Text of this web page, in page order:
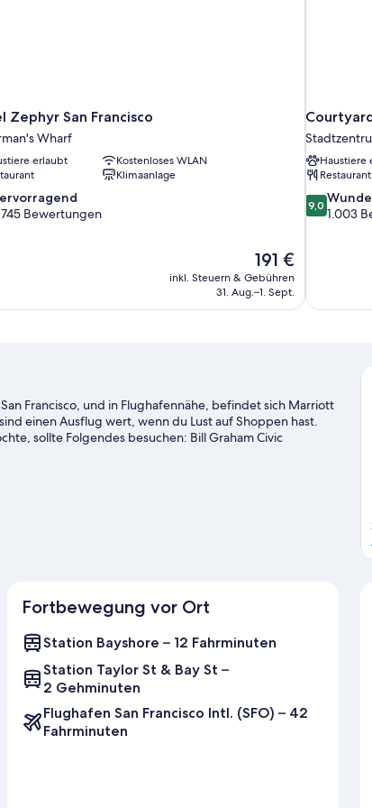
Zephyr San Francisco
Wharf
erlaubt
Kostenloses WLAN
Klimaanlage
Bewertungen
Der
Preis
beträgt
191 €
inkl. Steuern & Gebühren
31. Aug.–1. Sept.
Haustiere
Restaurant
9.0
von
9,0
1.003
Francisco, und in Flughafennähe, befindet sich Marriott
einen Ausflug wert, wenn du Lust auf Shoppen hast.
sollte Folgendes besuchen: Bill Graham Civic
Event? Dann schau doch mal in den
Fortbewegung vor Ort
Station Bayshore – 12 Fahrminuten
Station Taylor St & Bay St –
2 Gehminuten
Flughafen San Francisco Intl. (SFO) – 42
Fahrminuten